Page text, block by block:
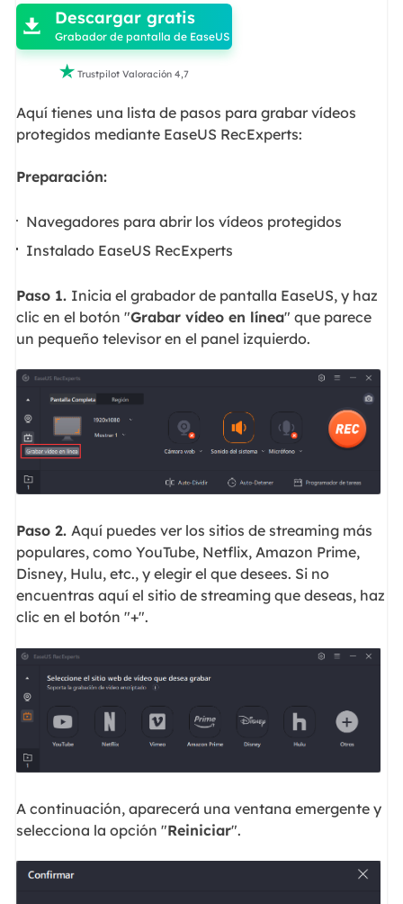
 Descargar gratis
Grabador de pantalla de EaseUS
 Trustpilot Valoración 4,7
Aquí tienes una lista de pasos para grabar vídeos
protegidos mediante EaseUS RecExperts:
Preparación:
Navegadores para abrir los vídeos protegidos
Instalado EaseUS RecExperts
Paso 1. Inicia el grabador de pantalla EaseUS, y haz
clic en el botón "Grabar vídeo en línea" que parece
un pequeño televisor en el panel izquierdo.
Paso 2. Aquí puedes ver los sitios de streaming más
populares, como YouTube, Netflix, Amazon Prime,
Disney, Hulu, etc., y elegir el que desees. Si no
encuentras aquí el sitio de streaming que deseas, haz
clic en el botón "+".
A continuación, aparecerá una ventana emergente y
selecciona la opción "Reiniciar".